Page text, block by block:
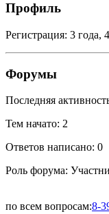
Профиль
Регистрация: 3 года,
Форумы
Последняя
Тем начато: 2
Ответов написано: 0
Роль форума:
по всем вопросам:8-